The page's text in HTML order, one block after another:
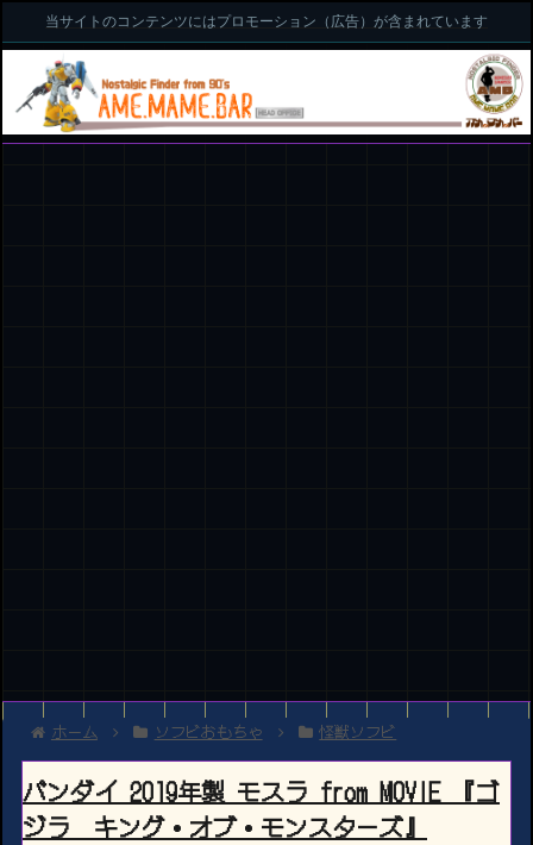
当サイトのコンテンツにはプロモーション（広告）が含まれています
ホーム ソフビおもちゃ 怪獣ソフビ
バンダイ 2019年製 モスラ from MOVIE 『ゴ
ジラ キング・オブ・モンスターズ』